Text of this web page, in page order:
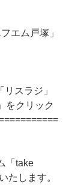
エム戸塚」
リスラジ」
をクリック
「take
たします。